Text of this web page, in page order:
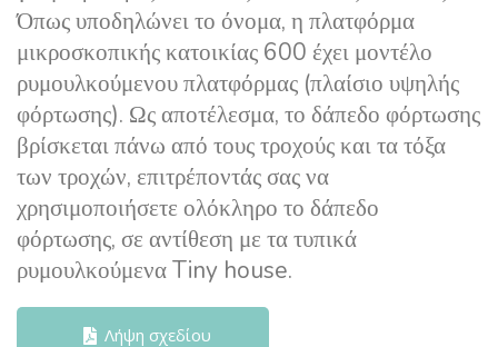
Όπως υποδηλώνει το όνομα, η πλατφόρμα
μικροσκοπικής κατοικίας 600 έχει μοντέλο
ρυμουλκούμενου πλατφόρμας (πλαίσιο υψηλής
φόρτωσης). Ως αποτέλεσμα, το δάπεδο φόρτωσης
βρίσκεται πάνω από τους τροχούς και τα τόξα
των τροχών, επιτρέποντάς σας να
χρησιμοποιήσετε ολόκληρο το δάπεδο
φόρτωσης, σε αντίθεση με τα τυπικά
ρυμουλκούμενα Tiny house.
Λήψη σχεδίου